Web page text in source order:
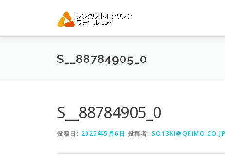
ン
S__88784905_0
S__88784905_0
投稿日: 2025年5月6日 投稿者: SO13KI@QRIMO.CO.JP